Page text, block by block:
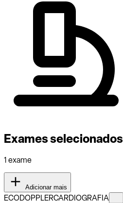
Exames selecionados
1 exame
Adicionar mais
ECODOPPLERCARDIOGRAFIA